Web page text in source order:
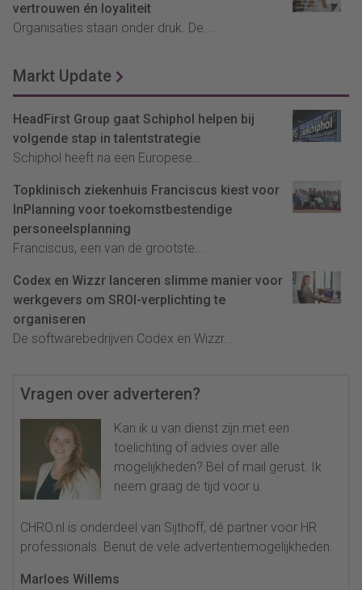
vertrouwen én loyaliteit
Organisaties staan onder druk. De...
Markt Update
HeadFirst Group gaat Schiphol helpen bij
volgende stap in talentstrategie
Schiphol heeft na een Europese...
Topklinisch ziekenhuis Franciscus kiest voor
InPlanning voor toekomstbestendige
personeelsplanning
Franciscus, een van de grootste...
Codex en Wizzr lanceren slimme manier voor
werkgevers om SROI-verplichting te
organiseren
De softwarebedrijven Codex en Wizzr...
Vragen over adverteren?
Kan ik u van dienst zijn met een
toelichting of advies over alle
mogelijkheden? Bel of mail gerust. Ik
neem graag de tijd voor u.
CHRO.nl is onderdeel van Sijthoff, dé partner voor HR
professionals. Benut de vele advertentiemogelijkheden.
Marloes Willems